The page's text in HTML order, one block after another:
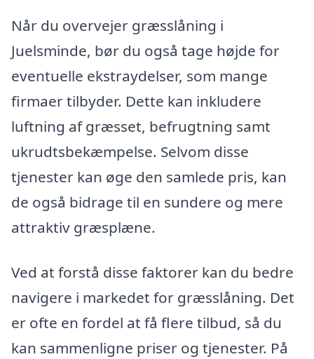
Når du overvejer græsslåning i
Juelsminde, bør du også tage højde for
eventuelle ekstraydelser, som mange
firmaer tilbyder. Dette kan inkludere
luftning af græsset, befrugtning samt
ukrudtsbekæmpelse. Selvom disse
tjenester kan øge den samlede pris, kan
de også bidrage til en sundere og mere
attraktiv græsplæne.
Ved at forstå disse faktorer kan du bedre
navigere i markedet for græsslåning. Det
er ofte en fordel at få flere tilbud, så du
kan sammenligne priser og tjenester. På